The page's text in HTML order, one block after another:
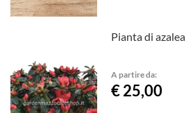
Pianta di azalea
A partire da:
€ 25,00